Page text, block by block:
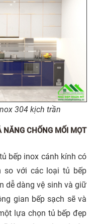
304 kịch trần
CHỐNG MỐI MỌT
bếp inox cánh kính có
so với các loại tủ bếp
dễ dàng vệ sinh và giữ
gian bếp sạch sẽ và
lựa chọn tủ bếp đẹp